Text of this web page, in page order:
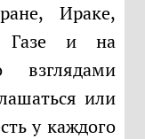
Ираке,
Газе и на
или
у каждого